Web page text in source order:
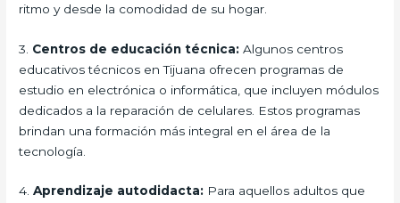
ritmo y desde la comodidad de su hogar.
3. Centros de educación técnica: Algunos centros
educativos técnicos en Tijuana ofrecen programas de
estudio en electrónica o informática, que incluyen módulos
dedicados a la reparación de celulares. Estos programas
brindan una formación más integral en el área de la
tecnología.
4.Aprendizaje autodidacta: Para aquellos adultos que